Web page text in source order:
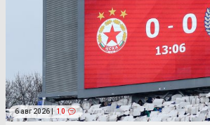
6 авг 2026 | 10